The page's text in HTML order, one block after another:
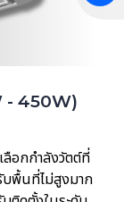
- 450W)
ลือกกำลังวัตต์ที่
บพื้นที่ไม่สูงมาก